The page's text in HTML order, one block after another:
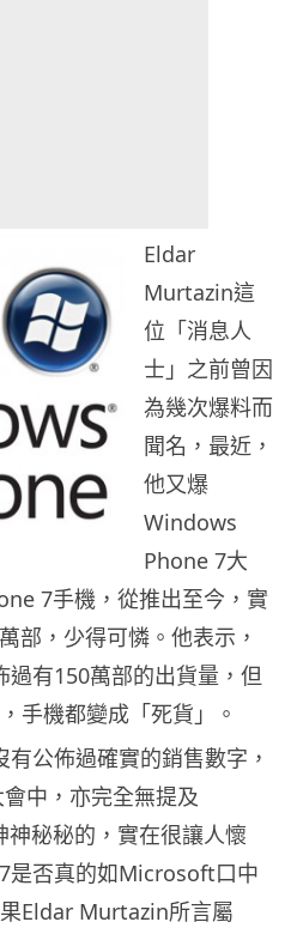
Eldar
Murtazin這
位「消息人
士」之前曾因
為幾次爆料而
聞名，最近，
他又爆
Windows
Phone 7大
7手機，從推出至今，實
部，少得可憐。他表示，
有150萬部的出貨量，但
手機都變成「死貨」。
公佈過確實的銷售數字，
中，亦完全無提及
秘秘的，實在很讓人懷
是否真的如Microsoft口中
Eldar Murtazin所言屬